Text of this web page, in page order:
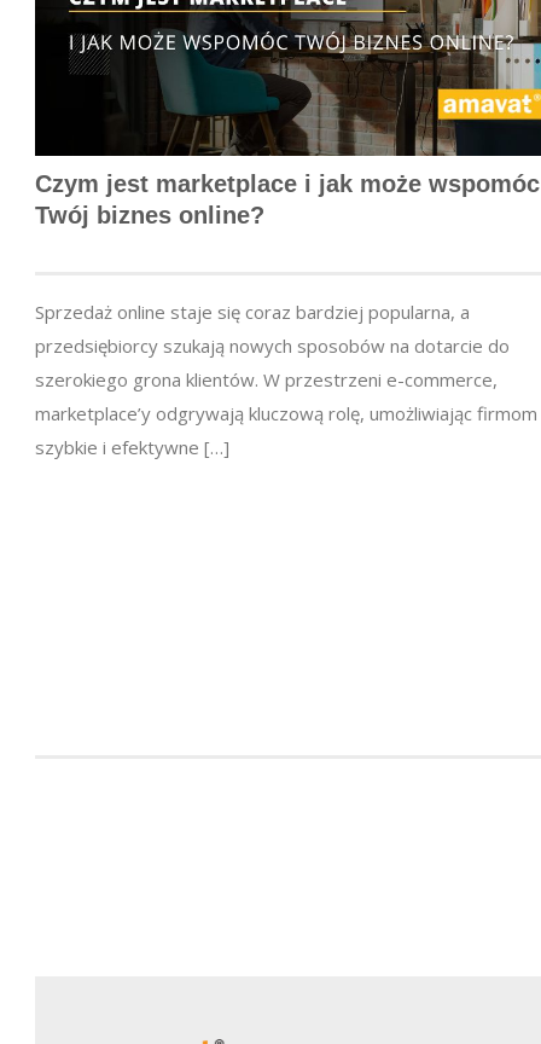
Czym jest marketplace i jak może wspomóc
Twój biznes online?
Sprzedaż online staje się coraz bardziej popularna, a
przedsiębiorcy szukają nowych sposobów na dotarcie do
szerokiego grona klientów. W przestrzeni e-commerce,
marketplace’y odgrywają kluczową rolę, umożliwiając firmom
szybkie i efektywne […]